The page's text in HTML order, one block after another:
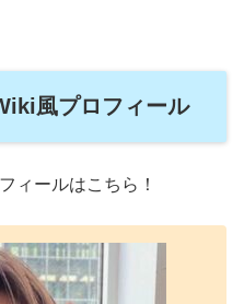
風プロフィール
ィールはこちら！